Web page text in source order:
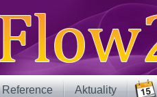
Reference Aktuality